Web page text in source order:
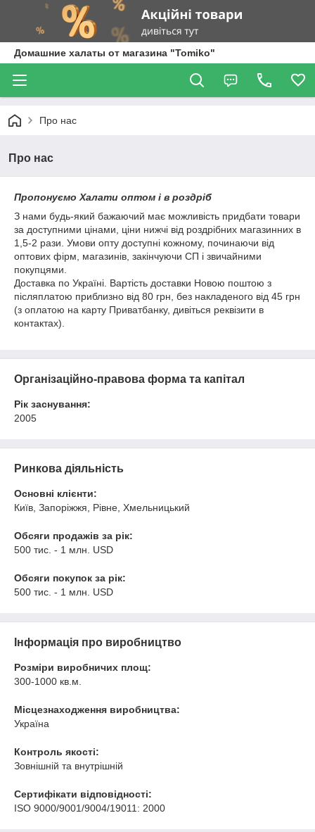
Домашние халаты от магазина "Tomiko"
Про нас
Про нас
Пропонуємо Халати оптом і в роздріб
З нами будь-який бажаючий має можливість придбати товари
за доступними цінами, ціни нижчі від роздрібних магазинних в
1,5-2 рази. Умови опту доступні кожному, починаючи від
оптових фірм, магазинів, закінчуючи СП і звичайними
покупцями.
Доставка по Україні. Вартість доставки Новою поштою з
післяплатою приблизно від 80 грн, без накладеного від 45 грн
(з оплатою на карту Приватбанку, дивіться реквізити в
контактах).
Організаційно-правова форма та капітал
Рік заснування:
2005
Ринкова діяльність
Основні клієнти:
Київ, Запоріжжя, Рівне, Хмельницький
Обсяги продажів за рік:
500 тис. - 1 млн. USD
Обсяги покупок за рік:
500 тис. - 1 млн. USD
Інформація про виробництво
Розміри виробничих площ:
300-1000 кв.м.
Місцезнаходження виробництва:
Україна
Контроль якості:
Зовнішній та внутрішній
Сертифікати відповідності:
ISO 9000/9001/9004/19011: 2000